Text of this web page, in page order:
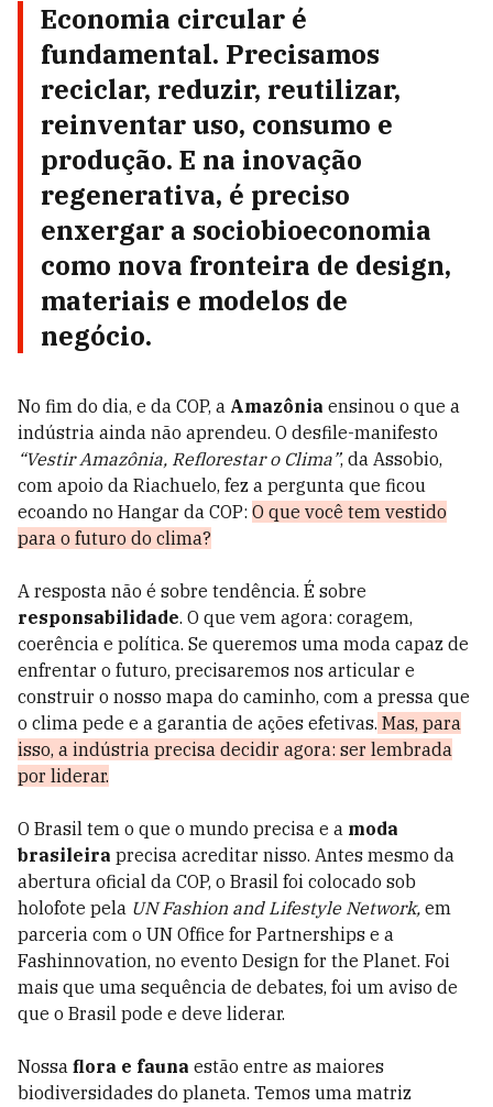
Economia circular é
fundamental. Precisamos
reciclar, reduzir, reutilizar,
reinventar uso, consumo e
produção. E na inovação
regenerativa, é preciso
enxergar a sociobioeconomia
como nova fronteira de design,
materiais e modelos de
negócio.
No fim do dia, e da COP, a Amazônia ensinou o que a
indústria ainda não aprendeu. O desfile-manifesto
“Vestir Amazônia, Reflorestar o Clima”, da Assobio,
com apoio da Riachuelo, fez a pergunta que ficou
ecoando no Hangar da COP: O que você tem vestido
para o futuro do clima?
A resposta não é sobre tendência. É sobre
responsabilidade. O que vem agora: coragem,
coerência e política. Se queremos uma moda capaz de
enfrentar o futuro, precisaremos nos articular e
construir o nosso mapa do caminho, com a pressa que
o clima pede e a garantia de ações efetivas. Mas, para
isso, a indústria precisa decidir agora: ser lembrada
por liderar.
O Brasil tem o que o mundo precisa e a moda
brasileira precisa acreditar nisso. Antes mesmo da
abertura oficial da COP, o Brasil foi colocado sob
holofote pela UN Fashion and Lifestyle Network, em
parceria com o UN Office for Partnerships e a
Fashinnovation, no evento Design for the Planet. Foi
mais que uma sequência de debates, foi um aviso de
que o Brasil pode e deve liderar.
Nossa flora e fauna estão entre as maiores
biodiversidades do planeta. Temos uma matriz